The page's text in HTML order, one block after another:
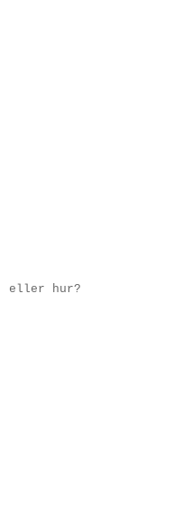
eller hur?